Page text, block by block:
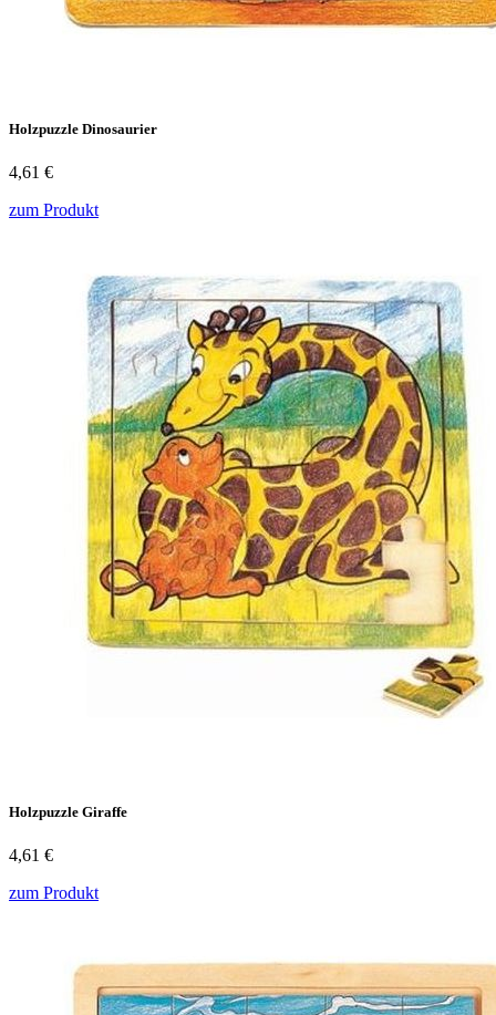
Holzpuzzle Dinosaurier
4,61 €
zum Produkt
Holzpuzzle Giraffe
4,61 €
zum Produkt